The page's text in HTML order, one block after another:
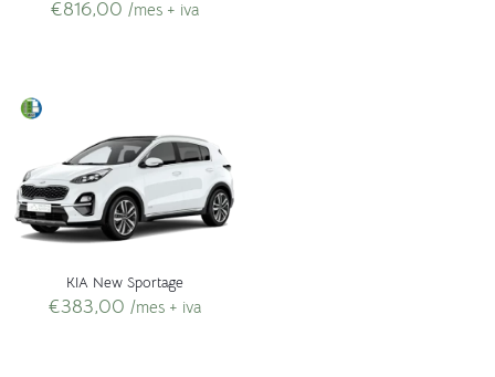
€816,00 /mes + iva
KIA New Sportage
€383,00 /mes + iva